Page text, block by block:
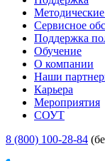
Сервисное
Поддержка
Обучение
О компании
Наши
Карьера
Мероприятия
СОУТ
8 (800) 100-28-84